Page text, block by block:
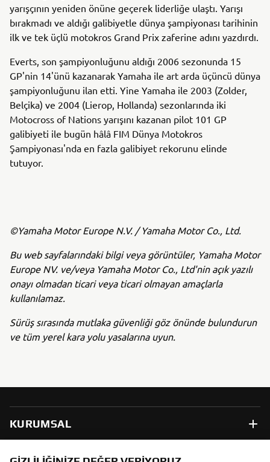
yarışçının yeniden önüne geçerek liderliğe ulaştı. Yarışı
bırakmadı ve aldığı galibiyetle dünya şampiyonası tarihinin
ilk ve tek üçlü motokros Grand Prix zaferine adını yazdırdı.
Everts, son şampiyonluğunu aldığı 2006 sezonunda 15
GP'nin 14'ünü kazanarak Yamaha ile art arda üçüncü dünya
şampiyonluğunu ilan etti. Yine Yamaha ile 2003 (Zolder,
Belçika) ve 2004 (Lierop, Hollanda) sezonlarında iki
Motocross of Nations yarışını kazanan pilot 101 GP
galibiyeti ile bugün hâlâ FIM Dünya Motokros
Şampiyonası'nda en fazla galibiyet rekorunu elinde
tutuyor.
©Yamaha Motor Europe N.V. / Yamaha Motor Co., Ltd.
Bu web sayfalarındaki bilgi veya görüntüler, Yamaha Motor
Europe NV. ve/veya Yamaha Motor Co., Ltd'nin açık yazılı
onayı olmadan ticari veya ticari olmayan amaçlarla
kullanılamaz.
Sürüş sırasında mutlaka güvenliği göz önünde bulundurun
ve tüm yerel kara yolu yasalarına uyun.
KURUMSAL
B2B